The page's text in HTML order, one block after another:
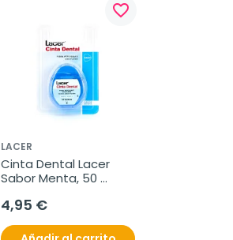
favorite_border
LACER
Cinta Dental Lacer
Sabor Menta, 50
4,95 €